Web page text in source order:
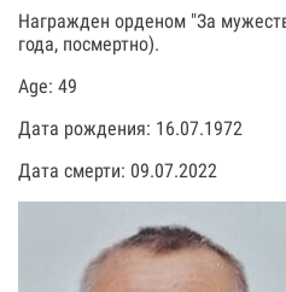
Награжден орденом "За
года, посмертно).
Age: 49
Дата рождения: 16.07.1972
Дата смерти: 09.07.2022